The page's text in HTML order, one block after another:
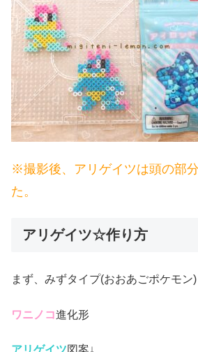
※撮影後、アリゲイツは頭の部
た。
アリゲイツ☆作り方
まず、みずタイプ(おおあごポケモン)
ワニノコ進化形
アリゲイツ図案↓